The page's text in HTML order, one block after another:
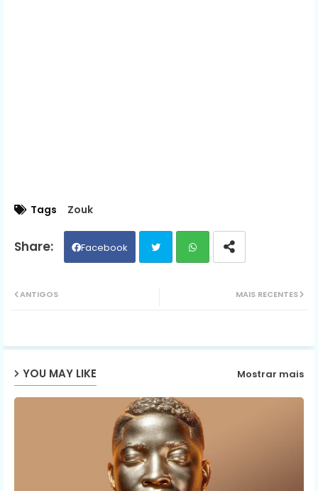
Tags Zouk
Facebook
ap
MAIS RECENTES
ANTIGOS
YOU MAY LIKE Mostrar mais